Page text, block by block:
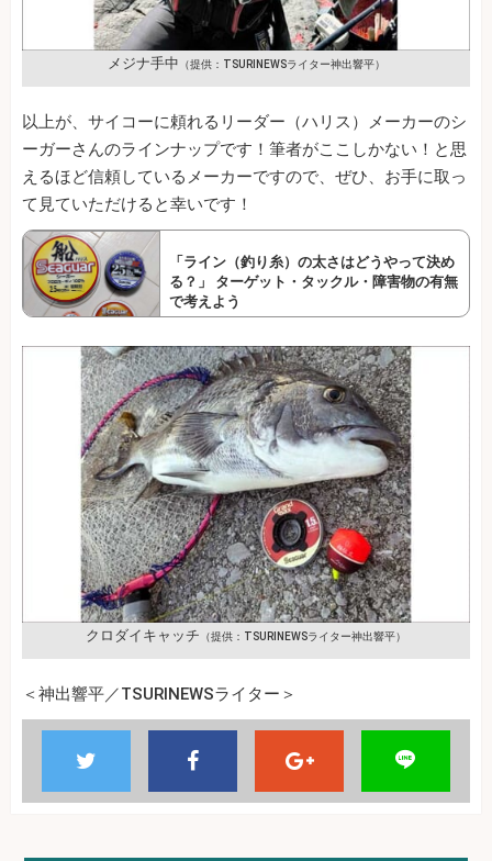
メジナ手中 （提供：TSURINEWSライター神出響平）
以上が、サイコーに頼れるリーダー（ハリス）メーカーのシ
ーガーさんのラインナップです！筆者がここしかない！と思
えるほど信頼しているメーカーですので、ぜひ、お手に取っ
て見ていただけると幸いです！
「ライン（釣り糸）の太さはどうやって決め
る？」 ターゲット・タックル・障害物の有無
で考えよう
クロダイキャッチ （提供：TSURINEWSライター神出響平）
＜神出響平／TSURINEWSライター＞